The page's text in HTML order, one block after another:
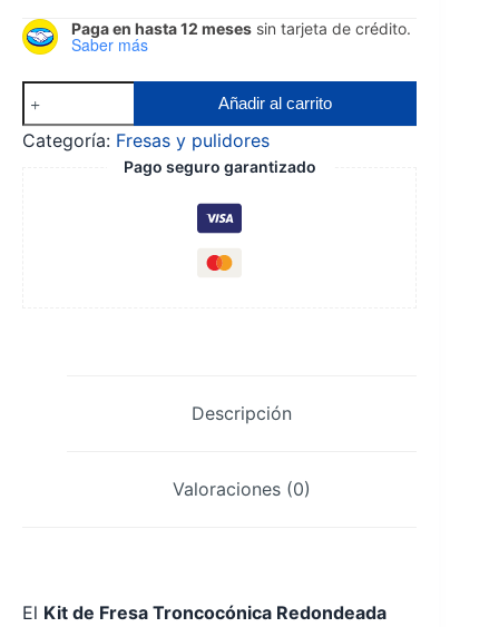
Paga en hasta 12 meses sin tarjeta de crédito.
Saber más
🔴
Kit
Añadir al carrito
Categoría: Fresas y pulidores
Pago seguro garantizado
Descripción
Valoraciones (0)
El Kit de Fresa Troncocónica Redondeada